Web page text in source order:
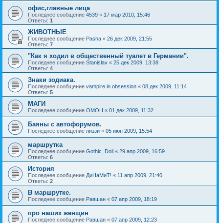
офис,главные лица
Последнее сообщение 4539 « 17 мар 2010, 15:46
Ответы: 1
ЖИВОТНЫЕ
Последнее сообщение Pasha « 26 дек 2009, 21:55
Ответы: 7
"Как я ходил в общественный туалет в Германии".
Последнее сообщение Stanislav « 25 дек 2009, 13:38
Ответы: 4
Знаки зодиака.
Последнее сообщение vampire in obsession « 08 дек 2009, 11:14
Ответы: 5
МАГИ
Последнее сообщение OMOH « 01 дек 2009, 11:32
Баяны с автофорумов.
Последнее сообщение лиззи « 05 июн 2009, 15:54
маршрутка
Последнее сообщение Gothic_Doll « 29 апр 2009, 16:59
Ответы: 6
История
Последнее сообщение ДиНаМиТ! « 11 апр 2009, 21:40
Ответы: 2
В маршрутке.
Последнее сообщение Равшан « 07 апр 2009, 18:19
про наших женщин
Последнее сообщение Равшан « 07 апр 2009, 12:23